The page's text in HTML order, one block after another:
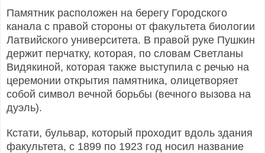
Памятник расположен на берегу Городского
канала с правой стороны от факультета биологии
Латвийского университета. В правой руке Пушкин
держит перчатку, которая, по словам Светланы
Видякиной, которая также выступила с речью на
церемонии открытия памятника, олицетворяет
собой символ вечной борьбы (вечного вызова на
дуэль).
Кстати, бульвар, который проходит вдоль здания
факультета, с 1899 по 1923 год носил название